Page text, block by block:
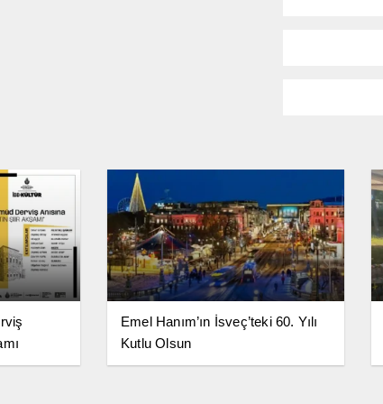
Emel Hanım’ın İsveç’teki 60. Yılı
Kutlu Olsun